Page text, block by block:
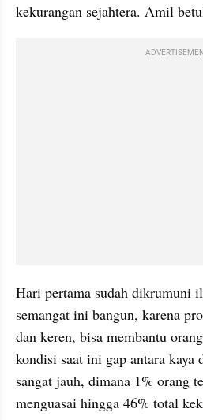
kekurangan sejahtera. Amil
Hari pertama sudah dikrumuni
semangat ini bangun, karena
dan keren, bisa membantu
kondisi saat ini gap antara kaya
sangat jauh, dimana 1% orang
menguasai hingga 46% total